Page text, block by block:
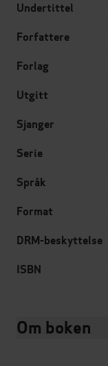
Undertittel
Forfattere
Forlag
Utgitt
Sjanger
Serie
Språk
Format
DRM-beskyttelse
ISBN
Om boken